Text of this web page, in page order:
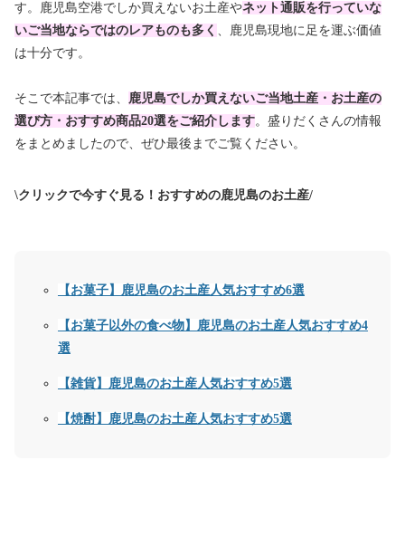
す。鹿児島空港でしか買えないお土産やネット通販を行っていな
いご当地ならではのレアものも多く 、鹿児島現地に足を運ぶ価値
は十分です。
そこで本記事では、 鹿児島でしか買えないご当地土産・お土産の
選び方・おすすめ商品20選をご紹介します。盛りだくさんの情報
をまとめましたので、ぜひ最後までご覧ください。
\クリックで今すぐ見る！おすすめの鹿児島のお土産/
【お菓子】鹿児島のお土産人気おすすめ6選
【お菓子以外の食べ物】鹿児島のお土産人気おすすめ4
選
【雑貨】鹿児島のお土産人気おすすめ5選
【焼酎】鹿児島のお土産人気おすすめ5選